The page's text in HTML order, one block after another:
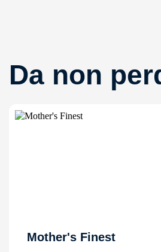
Da non
Mother's Finest